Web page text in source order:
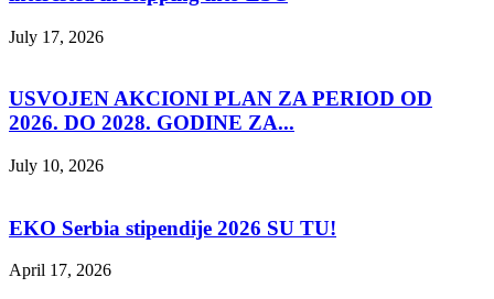
July 17, 2026
USVOJEN AKCIONI PLAN ZA PERIOD OD
2026. DO 2028. GODINE ZA...
July 10, 2026
EKO Serbia stipendije 2026 SU TU!
April 17, 2026